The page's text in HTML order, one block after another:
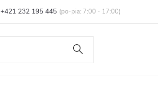
+421 232 195 445
Obchodné podmienky Podmienky ochrany